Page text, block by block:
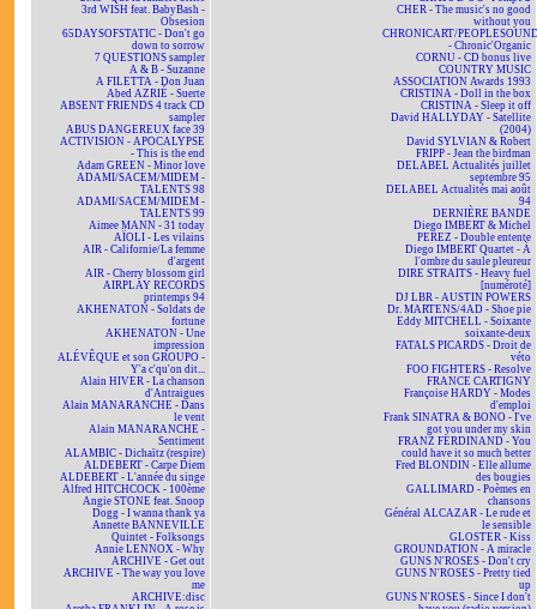
3rd WISH feat. BabyBash -
Obsesion
65DAYSOFSTATIC - Don't go
down to sorrow
7 QUESTIONS sampler
A & B - Suzanne
A FILETTA - Don Juan
Abed AZRIÉ - Suerte
ABSENT FRIENDS 4 track CD
sampler
ABUS DANGEREUX face 39
ACTIVISION - APOCALYPSE
- This is the end
Adam GREEN - Minor love
ADAMI/SACEM/MIDEM -
TALENTS 98
ADAMI/SACEM/MIDEM -
TALENTS 99
Aimee MANN - 31 today
AÏOLI - Les vilains
AIR - Californie/La femme
d'argent
AIR - Cherry blossom girl
AIRPLAY RECORDS
printemps 94
AKHENATON - Soldats de
fortune
AKHENATON - Une
impression
ALÉVÊQUE et son GROUPO -
Y'a c'qu'on dit...
Alain HIVER - La chanson
d'Antraigues
Alain MANARANCHE - Dans
le vent
Alain MANARANCHE -
Sentiment
ALAMBIC - Dichaïtz (respire)
ALDEBERT - Carpe Diem
ALDEBERT - L'année du singe
Alfred HITCHCOCK - 100ème
Angie STONE feat. Snoop
Dogg - I wanna thank ya
Annette BANNEVILLE
Quintet - Folksongs
Annie LENNOX - Why
ARCHIVE - Get out
ARCHIVE - The way you love
me
ARCHIVE:disc
CHER - The music's no good
without you
CHRONICART/
- Chronic'Organic
CORNU - CD bonus live
COUNTRY MUSIC
ASSOCIATION Awards 1993
CRISTINA - Doll in the box
CRISTINA - Sleep it off
David HALLYDAY - Satellite
(2004)
David SYLVIAN & Robert
FRIPP - Jean the birdman
DELABEL Actualités juillet
septembre 95
DELABEL Actualités mai août
94
DERNIÈRE BANDE
Diego IMBERT & Michel
PEREZ - Double entente
Diego IMBERT Quartet - À
l'ombre du saule pleureur
DIRE STRAITS - Heavy fuel
[numéroté]
DJ LBR - AUSTIN POWERS
Dr. MARTENS/4AD - Shoe pie
Eddy MITCHELL - Soixante
soixante-deux
FATALS PICARDS - Droit de
véto
FOO FIGHTERS - Resolve
FRANCE CARTIGNY
Françoise HARDY - Modes
d'emploi
Frank SINATRA & BONO - I've
got you under my skin
FRANZ FERDINAND - You
could have it so much better
Fred BLONDIN - Elle allume
des bougies
GALLIMARD - Poèmes en
chansons
Général ALCAZAR - Le rude et
le sensible
GLOSTER - Kiss
GROUNDATION - A miracle
GUNS N'ROSES - Don't cry
GUNS N'ROSES - Pretty tied
up
GUNS N'ROSES - Since I don't